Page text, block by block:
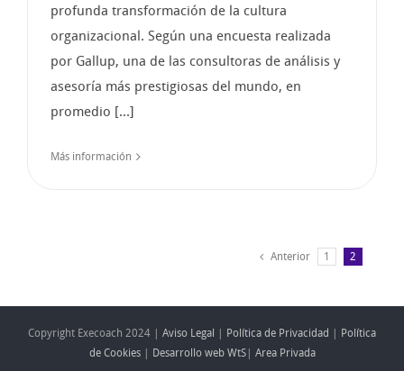
profunda transformación de la cultura
organizacional. Según una encuesta realizada
por Gallup, una de las consultoras de análisis y
asesoría más prestigiosas del mundo, en
promedio [...]
Más información
Anterior 1 2
Copyright Execoach 2024 | Aviso Legal Política de Privacidad
Política
de Cookies| Desarrollo web WtS| Area Privada